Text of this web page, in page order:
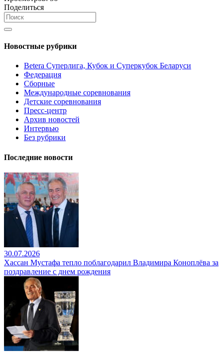
Поделиться
Новостные рубрики
Betera Суперлига, Кубок и Суперкубок Беларуси
Федерация
Сборные
Международные соревнования
Детские соревнования
Пресс-центр
Архив новостей
Интервью
Без рубрики
Последние новости
30.07.2026
Хассан Мустафа тепло поблагодарил Владимира Коноплёва за
поздравление с днем рождения